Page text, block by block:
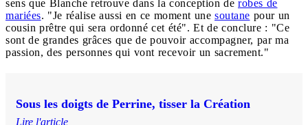
sens que Blanche retrouve dans la conception de robes de
mariées. "Je réalise aussi en ce moment une soutane pour un
cousin prêtre qui sera ordonné cet été". Et de conclure : "Ce
sont de grandes grâces que de pouvoir accompagner, par ma
passion, des personnes qui vont recevoir un sacrement."
Sous les doigts de Perrine, tisser la Création
Lire l'article